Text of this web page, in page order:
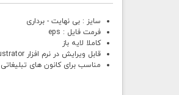
سایز : بی نهایت - برداری
فرمت فایل : eps
کاملا لایه باز
قابل ویرایش در نرم افزار Adobe illustrator و ...
مناسب برای کانون های